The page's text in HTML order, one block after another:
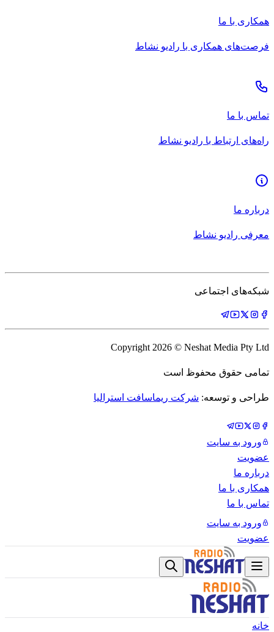
همکاری با ما
فرصت‌های همکاری با رادیو نشاط
تماس با ما
راه‌های ارتباط با رادیو نشاط
درباره ما
معرفی رادیو نشاط
شبکه‌های اجتماعی
Copyright 2026 © Neshat Media Pty Ltd
تمامی حقوق محفوظ است
طراحی و توسعه: شرکت ریماسافت استرالیا
ورود به سایت
عضویت
درباره ما
همکاری با ما
تماس با ما
ورود به سایت
عضویت
خانه